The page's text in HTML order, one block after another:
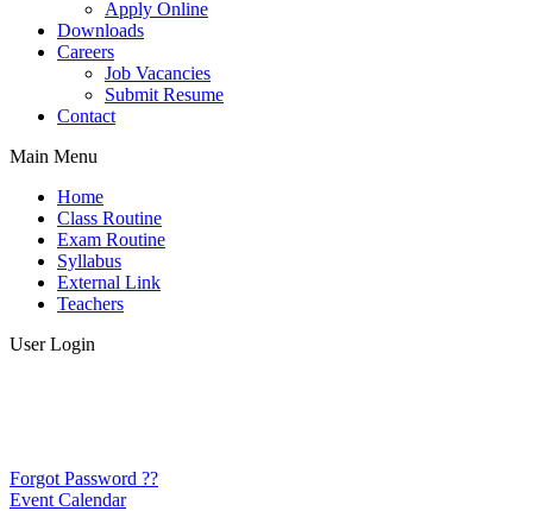
Apply Online
Downloads
Careers
Job Vacancies
Submit Resume
Contact
Main Menu
Home
Class Routine
Exam Routine
Syllabus
External Link
Teachers
User Login
Forgot Password ??
Event Calendar